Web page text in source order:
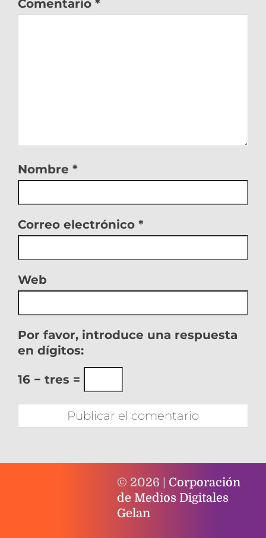
Comentario *
Nombre *
Correo electrónico *
Web
Por favor, introduce una respuesta
en dígitos:
16 − tres =
© 2026 | Corporación
de Medios Digitales
Gelan